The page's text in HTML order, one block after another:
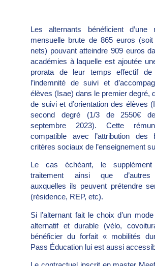
Les alternants bénéficient d’une
mensuelle brute de 865 euros
nets) pouvant atteindre 909 euros
académies à laquelle est ajoutée
prorata de leur temps effectif
l’indemnité de suivi et
élèves (Isae) dans le premier degré,
de suivi et d’orientation des élèves
second degré (1/3 de 2550€
septembre 2023). Cette
compatible avec l’attribution des
critères sociaux de l’enseignement
Le cas échéant, le
traitement ainsi que d’autres
auxquelles ils peuvent prétendre
(résidence, REP, etc).
Si l’alternant fait le choix d’un
alternatif et durable (vélo,
bénéficier du forfait « mobilités
Pass Éducation lui est aussi